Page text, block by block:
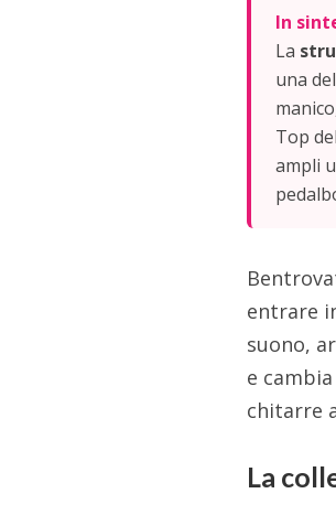
In
La
una
Top
ampli
entrare
suono,
e
chitarre
La